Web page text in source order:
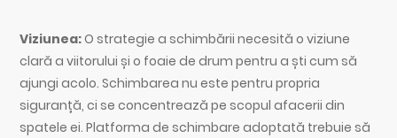
Viziunea:O strategie a schimbării necesită o viziune
clară a viitorului și o foaie de drum pentru a ști cum să
ajungi acolo. Schimbarea nu este pentru propria
siguranță, ci se concentrează pe scopul afacerii din
spatele ei. Platforma de schimbare adoptată trebuie să